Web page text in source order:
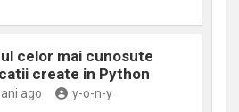
celor mai cunosute
create in Python
ago y-o-n-y